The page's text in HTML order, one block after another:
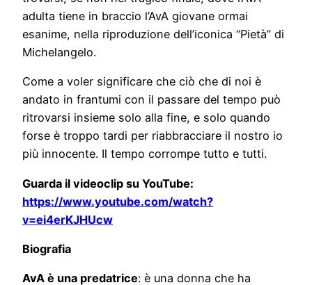
adulta tiene in braccio l’AvA giovane ormai
esanime, nella riproduzione dell’iconica “Pietà” di
Michelangelo.
Come a voler significare che ciò che di noi è
andato in frantumi con il passare del tempo può
ritrovarsi insieme solo alla fine, e solo quando
forse è troppo tardi per riabbracciare il nostro io
più innocente. Il tempo corrompe tutto e tutti.
Guarda il videoclip su YouTube:
https://www.youtube.com/watch?
v=ei4erKJHUcw
Biografia
AvA è una predatrice: è una donna che ha